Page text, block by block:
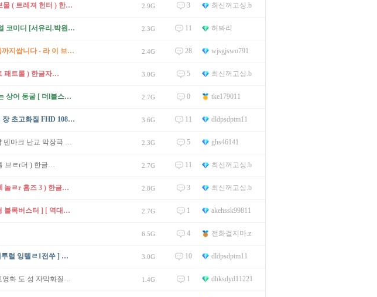
[7월] ㄴr폴레옹이 훔친 쿠푸왕의 보물 ( 트레져 헌터 ) 한글자체자막 2.9G 3 최신꺼고싱.b
[반전 로맨스] 아슬 아슬-하이섹슈얼 코미디 [서유리.박원빈] 2.3G 11 허봐리
[ 무삭판 ] 39금 싹나옴 실 삽작 오줌까지쌉니다 - 라 이 브 색 스 녀- 최고 2.4G 28 wjsgjswo791
[7월] 괴물 LAPD VS 갱단 마을 ( 나OI트 패트롤 ) 한글자체자막 3.0G 5 최신꺼고싱.b
7월 캐스린뉴턴 살아서 나갈 수 없는 상어 동굴 [ 더l블스ㅁr우스 ] 공식자막 2.7G 0 tke179011
N 유쭌열 범죄 액션스릴러 사 건 현 장 초고화질 FHD 1080 5.1 3.6G 11 dldpsdptm11
1080p [백치들]원본무샥2 올노 실샵 덴마크 난교 막장극 The Idiots 2.3G 5 ghs46141
[7월] 존ㅅi나-유쾌하고 감동 코믹 ( ㄹi틀 브ㄹr더 ) 한글자체자막 2.7G 11 최신꺼고싱.b
[7월] 헨ㄹi카빌 명탐정 시대극 ( Qㅔ놀ㄹr 홈즈 3 ) 한글자체자막 2.8G 3 최신꺼고싱.b
[06월 초긴급실화바탕] 1위 [ 초대형 블록버스터 ] [ 역대급 캐스팅 ] 1080공식자막 2.7G 1 akehssk99811
6.5G 4 전화걸지마.z
N 돌아온 두웨인존스 액션범죄 [ 쎈투럴 잉텔ㄹ1전쑤 ] 공식자막 초고화질 FHD5.1 3.0G 10 dldpsdptm11
주성치의 불패전설의시작 역대최고영화 도.성 자막화질완벽 1.4G 1 dhksdyd11221